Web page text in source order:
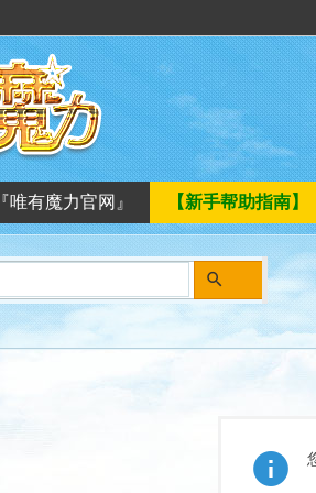
『唯有魔力官网』 【新手帮助指南】
搜
索